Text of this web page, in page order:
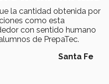
la cantidad obtenida por
como esta
con sentido humano
de PrepaTec.
Santa Fe